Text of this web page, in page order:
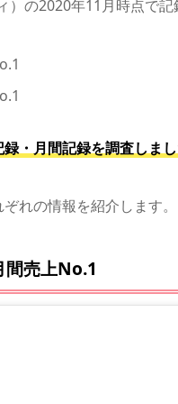
の2020年11月時点で記
・月間記録を調査しまし
れの情報を紹介します。
間売上No.1